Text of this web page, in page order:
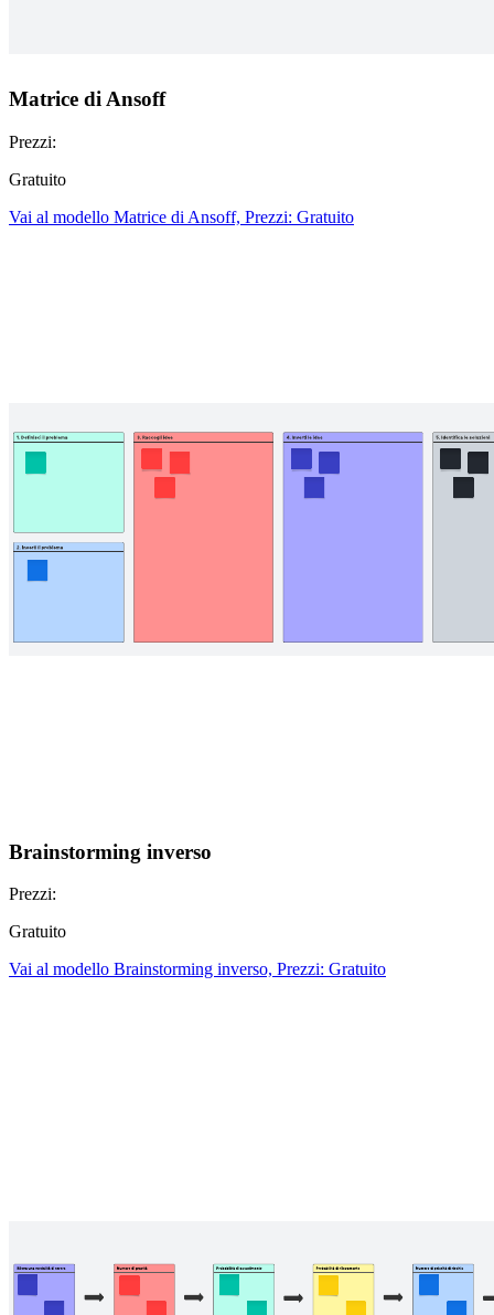
Matrice di Ansoff
Prezzi:
Gratuito
Vai al modello Matrice di Ansoff, Prezzi: Gratuito
Brainstorming inverso
Prezzi:
Gratuito
Vai al modello Brainstorming inverso, Prezzi: Gratuito